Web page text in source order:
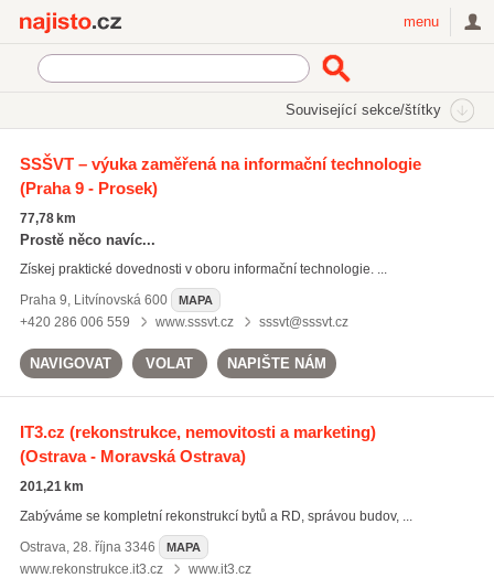
menu
Související sekce/štítky
Najisto.cz
IT služby(617)
správa počítačových sítí
IT infastruktura
(392)
Všechny související štítky
SSŠVT – výuka zaměřená na informační technologie
(Praha 9 - Prosek)
77,78 km
Prostě něco navíc...
Získej praktické dovednosti v oboru informační technologie. ...
Praha 9, Litvínovská 600 MAPA
+420 286 006 559 www.sssvt.cz sssvt@sssvt.cz
NAVIGOVAT VOLAT NAPIŠTE NÁM
IT3.cz (rekonstrukce, nemovitosti a marketing)
(Ostrava - Moravská Ostrava)
201,21 km
Zabýváme se kompletní rekonstrukcí bytů a RD, správou budov, ...
Ostrava, 28. října 3346 MAPA
www.rekonstrukce.it3.cz www.it3.cz